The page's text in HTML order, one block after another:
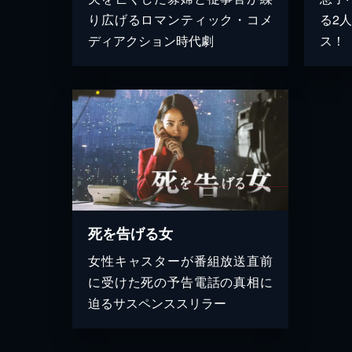
り広げるロマンティック・コメ
ディアクション時代劇
る2
ス！
死を告げる女
女性キャスターが番組放送直前
に受けた死の予告電話の真相に
迫るサスペンススリラー